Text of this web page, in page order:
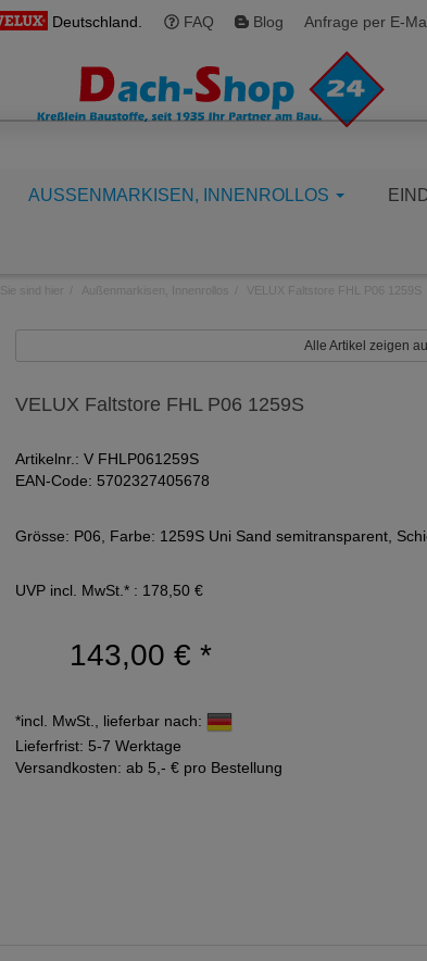
Deutschland. FAQ Blog Anfrage per E-
AUSSENMARKISEN, INNENROLLOS
Sie sind hier Außenmarkisen, Innenrollos VELUX Faltstore FHL P06 1259S
Alle Artikel zeigen
VELUX Faltstore FHL P06 1259S
Artikelnr.: V FHLP061259S
EAN-Code: 5702327405678
Grösse: P06, Farbe: 1259S Uni Sand semitransparent,
UVP incl. MwSt.* : 178,50 €
143,00 € *
*incl. MwSt., lieferbar nach:
Lieferfrist: 5-7 Werktage
Versandkosten: ab 5,- € pro Bestellung